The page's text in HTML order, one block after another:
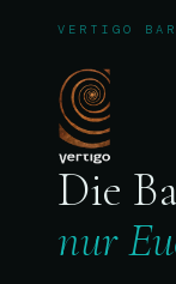
VERTIGO
Die
nur